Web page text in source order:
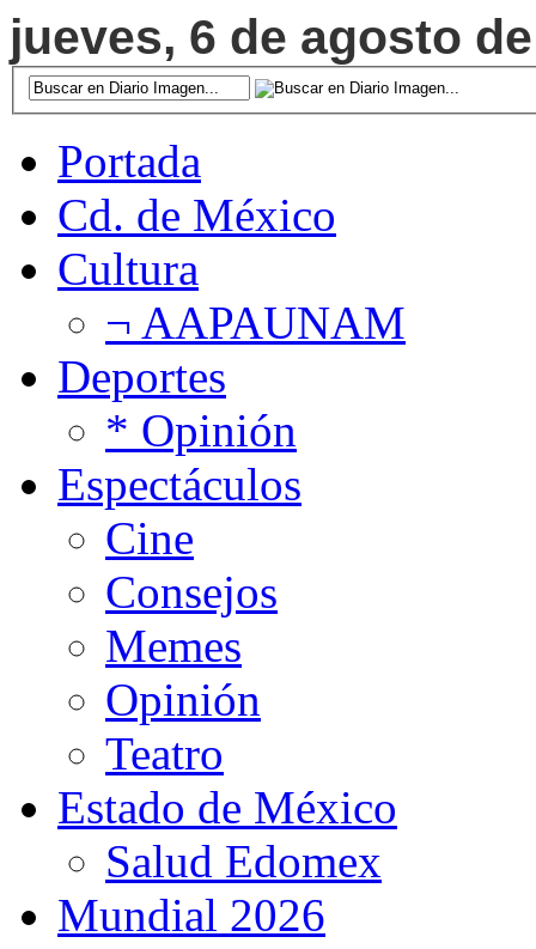
jueves, 6 de agosto
Portada
Cd. de México
Cultura
¬ AAPAUNAM
Deportes
* Opinión
Espectáculos
Cine
Consejos
Memes
Opinión
Teatro
Estado de México
Salud Edomex
Mundial 2026